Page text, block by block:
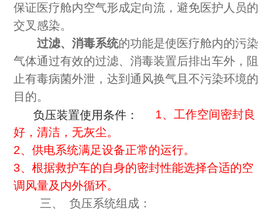
保证医疗舱内空气形成定向流，避免医护人员的
交叉感染。
过滤、消毒系统的功能是使医疗舱内的污染
气体通过有效的过滤、消毒装置后排出车外，阻
止有毒病菌外泄，达到通风换气且不污染环境的
目的。
负压装置使用条件：
1、工作空间密封良
好，清洁，无灰尘。
2、供电系统满足设备正常的运行。
3、根据救护车的自身的密封性能选择合适的空
调风量及内外循环。
三、 负压系统组成：